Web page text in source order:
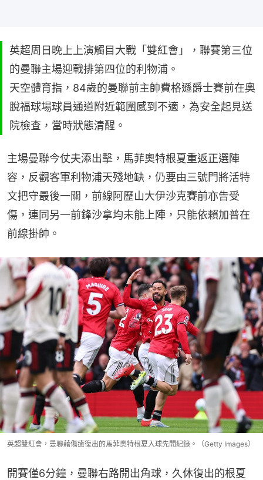
英超周日晚上上演觸目大戰「雙紅會」，聯賽第三位
的曼聯主場迎戰排第四位的利物浦。
天空體育指，84歲的曼聯前主帥費格遜爵士賽前在奧
脫福球場球員通道附近範圍感到不適，為安全起見送
院檢查，當時狀態清醒。
主場曼聯今仗夫添出擊，馬菲奧特根夏重返正選陣
容，反觀客軍利物浦天殘地缺，仍要由三號門將活特
文把守最後一關，前線阿歷山大伊沙克賽前亦告受
傷，連同另一前鋒沙拿均未能上陣，只能依賴加普在
前線掛帥。
英超雙紅會，曼聯藉傷癒復出的馬菲奧特根夏入球先開紀錄。（Getty Images）
開賽僅6分鐘，曼聯右路開出角球，久休復出的根夏